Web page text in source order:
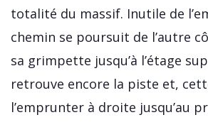
totalité du massif. Inutile de
chemin se poursuit de l’autre
sa grimpette jusqu’à l’étage
retrouve encore la piste et,
l’emprunter à droite jusqu’au